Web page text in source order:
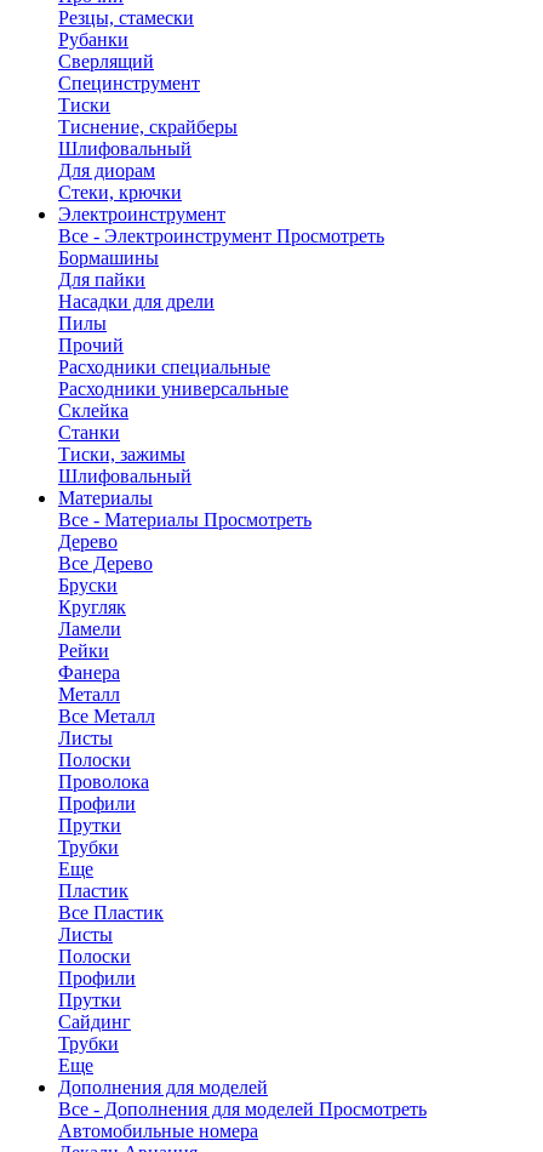
Резцы, стамески
Рубанки
Сверлящий
Специнструмент
Тиски
Тиснение, скрайберы
Шлифовальный
Для диорам
Стеки, крючки
Электроинструмент
Все - Электроинструмент Просмотреть
Бормашины
Для пайки
Насадки для дрели
Пилы
Прочий
Расходники специальные
Расходники универсальные
Склейка
Станки
Тиски, зажимы
Шлифовальный
Материалы
Все - Материалы Просмотреть
Дерево
Все Дерево
Бруски
Кругляк
Ламели
Рейки
Фанера
Металл
Все Металл
Листы
Полоски
Проволока
Профили
Прутки
Трубки
Еще
Пластик
Все Пластик
Листы
Полоски
Профили
Прутки
Сайдинг
Трубки
Еще
Дополнения для моделей
Все - Дополнения для моделей Просмотреть
Автомобильные номера